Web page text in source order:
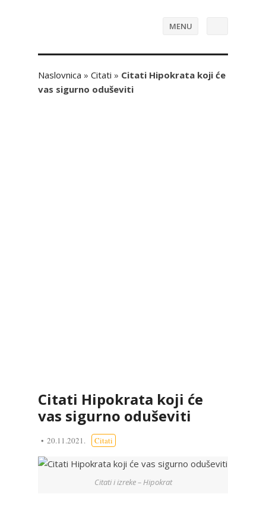
MENU
Naslovnica » Citati » Citati Hipokrata koji će
vas sigurno oduševiti
Citati Hipokrata koji će
vas sigurno oduševiti
20.11.2021. Citati
Citati i izreke – Hipokrat